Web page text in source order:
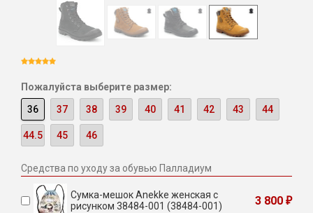
Пожалуйста выберите размер:
36
37 38 39 40 41 42 43 44
44.5 45 46
Средства по уходу за обувью Палладиум
Сумка-мешок Anekke женская с
рисунком 38484-001 (38484-001)
3 800 ₽